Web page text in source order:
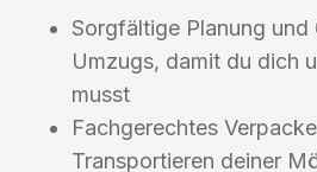
Sorgfältige Planung und
Umzugs, damit du dich
musst
Fachgerechtes
Transportieren deiner